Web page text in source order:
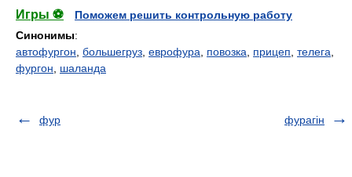
Игры ⚽
Поможем решить контрольную работу
Синонимы:
автофургон большегруз еврофура повозка прицеп телега
фургон
шаланда
фур фурагін